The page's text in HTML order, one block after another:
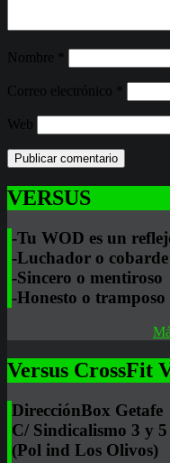
Nombre
Correo electrónico
Web
VERSUS
-Tu WOD es un
-Luchador o cobarde
-Sincero o mentiroso
-Honesto o tramposo
Versus CrossFit
DirecciónBox Getafe
C/ Sindicalismo 3 y 5
(Pol ind Los Olivos)